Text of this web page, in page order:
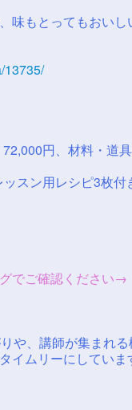
味もとってもおい
13735/
円、材料・道
スン用レシピ3枚付
グでご確認くださ
や、講師が集まれ
イムリーにしてい